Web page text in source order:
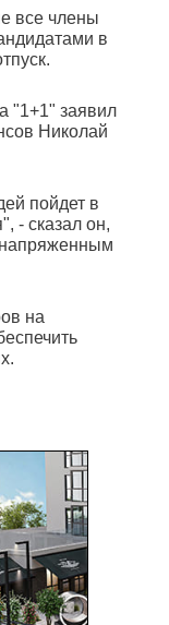
все члены
в
"1+1" заявил
Николай
пойдет в
- сказал он,
напряженным
на